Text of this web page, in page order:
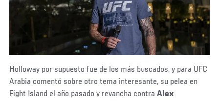
Holloway por supuesto fue de los más buscados, y para UFC
Arabia comentó sobre otro tema interesante, su pelea en
Fight Island el año pasado y revancha contraAlex